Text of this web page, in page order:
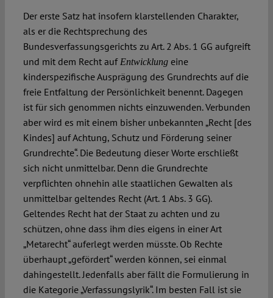
Der erste Satz hat insofern klarstellenden Charakter,
als er die Rechtsprechung des
Bundesverfassungsgerichts zu Art. 2 Abs. 1 GG aufgreift
und mit dem Recht auf Entwicklung eine
kinderspezifische Ausprägung des Grundrechts auf die
freie Entfaltung der Persönlichkeit benennt. Dagegen
ist für sich genommen nichts einzuwenden. Verbunden
aber wird es mit einem bisher unbekannten „Recht [des
Kindes] auf Achtung, Schutz und Förderung seiner
Grundrechte“. Die Bedeutung dieser Worte erschließt
sich nicht unmittelbar. Denn die Grundrechte
verpflichten ohnehin alle staatlichen Gewalten als
unmittelbar geltendes Recht (Art. 1 Abs. 3 GG).
Geltendes Recht hat der Staat zu achten und zu
schützen, ohne dass ihm dies eigens in einer Art
„Metarecht“ auferlegt werden müsste. Ob Rechte
überhaupt „gefördert“ werden können, sei einmal
dahingestellt. Jedenfalls aber fällt die Formulierung in
die Kategorie „Verfassungslyrik“. Im besten Fall ist sie